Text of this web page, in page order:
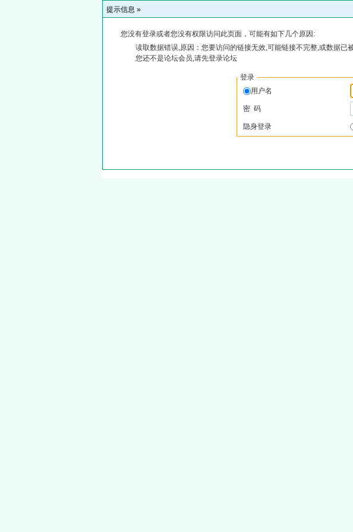
提示信息 »
您没有登录或者您没有权限访问此页面，可能有如下几个原因:
读取数据错误,原因：您要访问的链接无效,可能链接不完整,或数据已
您还不是论坛会员,请先登录论坛
登录
用户名
密 码
隐身登录